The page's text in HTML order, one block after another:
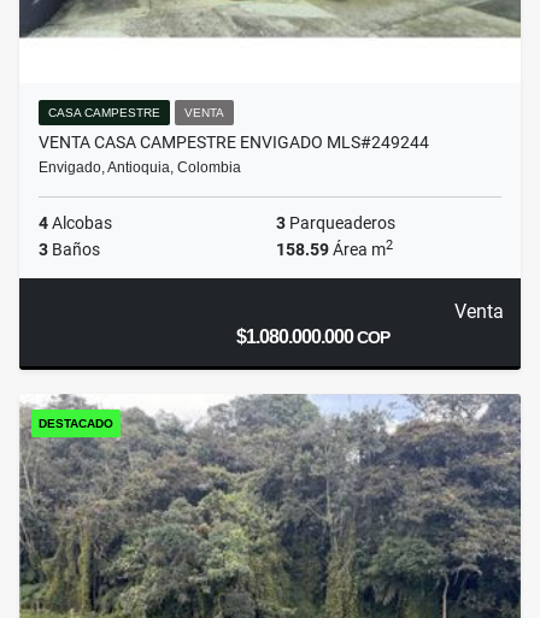
CASA CAMPESTRE VENTA
VENTA CASA CAMPESTRE ENVIGADO MLS#249244
Envigado, Antioquia, Colombia
4Alcobas 3 Parqueaderos
3 Baños 158.59Área m2
Venta
$1.080.000.000COP
DESTACADO